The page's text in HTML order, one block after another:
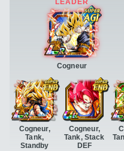
Cogneur
Cogneur,
Tank,
Standby
Cogneur,
Tank, Stack
DEF